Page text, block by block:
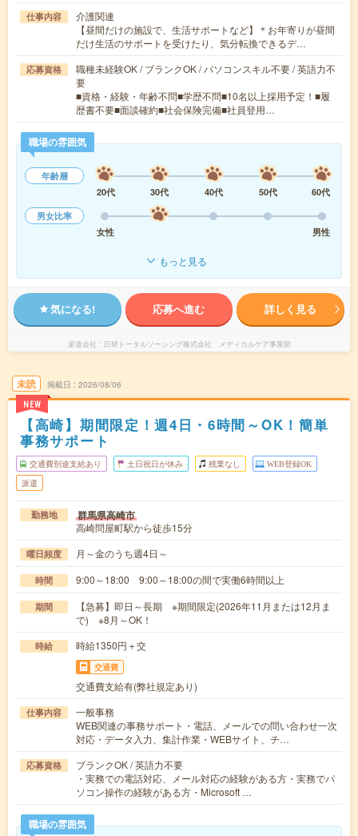
仕事内容
介護関連
【昼間だけの施設で、生活サポートなど】＊お年寄りが昼間
だけ生活のサポートを受けたり、気分転換できるデ…
応募資格
職種未経験OK / ブランクOK / パソコンスキル不要 / 英語力不
要
■資格・経験・年齢不問■学歴不問■10名以上採用予定！■履
歴書不要■面談確約■社会保険完備■社員登用…
職場の雰囲気
年齢層
20代
30代 40代 50代
60代
男女比率
女性
男性
もっと見る
気になる! 応募へ進む 詳しく見る
派遣会社 日研トータルソーシング株式会社 メディカルケア事業部
未読
NEW
掲載日 2026/08/06
【高崎】期間限定！週4日・6時間～OK！簡単
事務サポート
交通費別途支給あり 土日祝日が休み 残業なし WEB登録OK
派遣
勤務地 群馬県高崎市
高崎問屋町駅から徒歩15分
曜日頻度 月～金のうち週4日～
時間 9:00～18:00 9:00～18:00の間で実働6時間以上
期間
【急募】即日～長期 ※期間限定(2026年11月または12月ま
で) ※8月～OK！
時給 時給1350円＋交
交通費
交通費支給有(弊社規定あり)
仕事内容
一般事務
WEB関連の事務サポート・電話、メールでの問い合わせ一次
対応・データ入力、集計作業・WEBサイト、チ…
応募資格
ブランクOK / 英語力不要
・実務での電話対応、メール対応の経験がある方・実務でパ
ソコン操作の経験がある方・Microsoft …
職場の雰囲気